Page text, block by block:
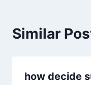
Similar
how decide